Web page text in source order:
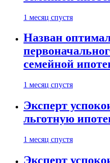
1 месяц спустя
Назван
семейной
1 месяц спустя
Эксперт
льготную
1 месяц спустя
Эксперт